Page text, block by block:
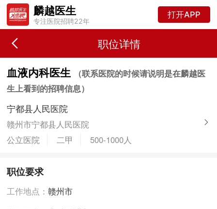
麟越医生
专注医院招聘22年
打开APP
职位详情
血液内科医生
（联系医院的时候请说明是在麟越医
生上看到的招聘信息）
宁都县人民医院
赣州市宁都县人民医院
公立医院
二甲 500-1000人
职位要求
工作地点：赣州市